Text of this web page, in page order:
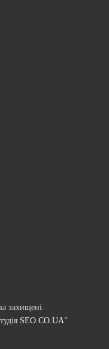
захищені.
SEO.CO.UA"